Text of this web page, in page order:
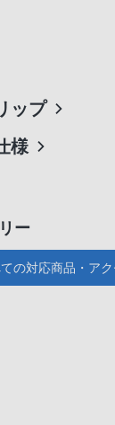
ップ
様
ー
の対応商品・ア